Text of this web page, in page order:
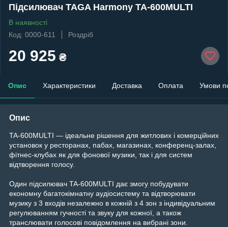
Підсилювач TAGA Harmony TA-600MULTI
В наявності
Код: 0000-611
Роздріб
20 925 ₴
Опис Характеристики Доставка Оплата Умови
Опис
TA-600MULTI — ідеальне рішення для житлових і комерційних
установок у ресторанах, пабах, магазинах, конференц-залах,
фітнес-клубах як для фонової музики, так і для систем
відтворення голосу.
Один підсилювач TA-600MULTI дає змогу побудувати
економну багатокімнатну аудіосистему та відтворювати
музику з 3 входів незалежно в кожній з 4 зон з індивідуальним
регулюванням гучності та звуку для кожної, а також
транслювати голосові повідомлення на вибрані зони.